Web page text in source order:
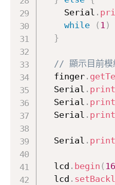
    Serial
.
while
( 1 )
}
// 顯示目前模
  finger
.
  Serial
. print
  Serial
. print
  Serial
.
  Serial
.
  lcd
. begin ( 16
  lcd
.